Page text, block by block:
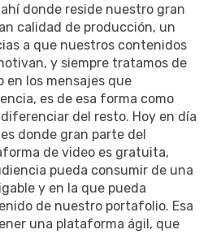
donde reside nuestro gran
calidad de producción, un
a que nuestros contenidos
y siempre tratamos de
en los mensajes que
es de esa forma como
del resto. Hoy en día
donde gran parte del
de video es gratuita,
pueda consumir de una
y en la que pueda
de nuestro portafolio. Esa
una plataforma ágil, que